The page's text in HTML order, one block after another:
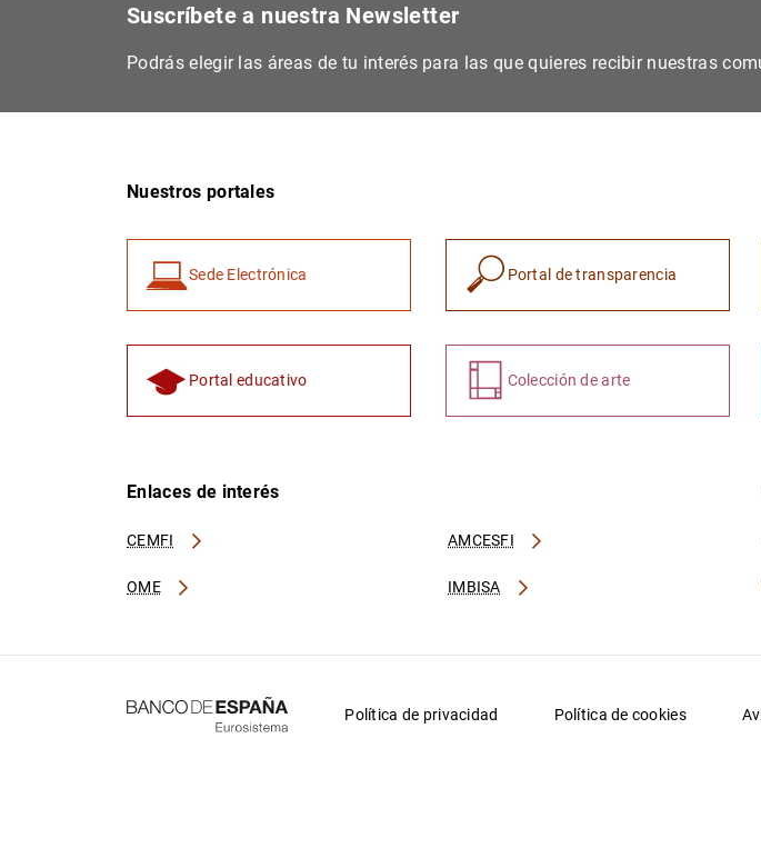
Suscríbete a nuestra Newsletter
Podrás elegir las áreas de tu interés para las que quieres recibir nuestras
Nuestros portales
Sede Electrónica Portal de transparencia
Portal educativo Colección de arte
Enlaces de interés
CEMFI AMCESFI
OME IMBISA
Política de privacidad Política de cookies